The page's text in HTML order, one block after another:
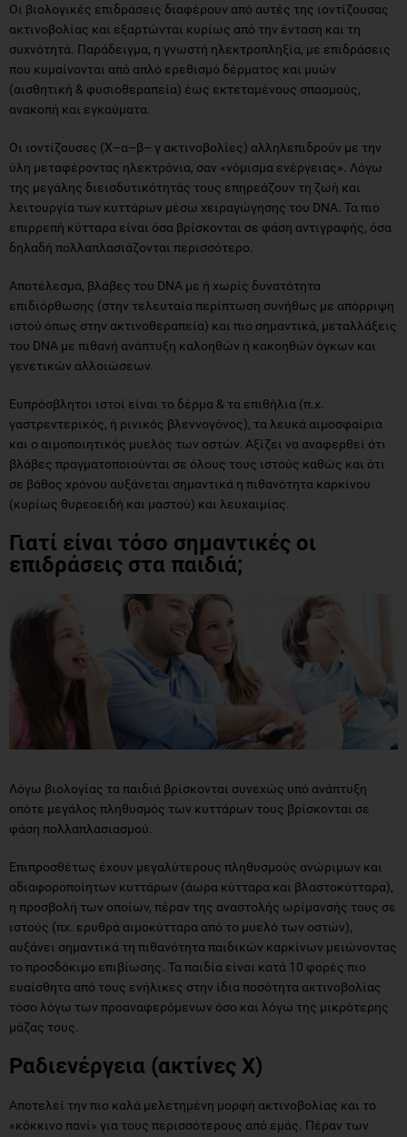
Οι βιολογικές επιδράσεις διαφέρουν από αυτές της ιοντίζουσας
ακτινοβολίας και εξαρτώνται κυρίως από την ένταση και τη
συχνότητά. Παράδειγμα, η γνωστή ηλεκτροπληξία, με επιδράσεις
που κυμαίνονται από απλό ερεθισμό δέρματος και μυών
(αισθητική & φυσιοθεραπεία) έως εκτεταμένους σπασμούς,
ανακοπή και εγκαύματα.
Οι ιοντίζουσες (Χ–α–β– γ ακτινοβολίες) αλληλεπιδρούν με την
ύλη μεταφέροντας ηλεκτρόνια, σαν «νόμισμα ενέργειας». Λόγω
της μεγάλης διεισδυτικότητάς τους επηρεάζουν τη ζωή και
λειτουργία των κυττάρων μέσω χειραγώγησης του DNA. Τα πιο
επιρρεπή κύτταρα είναι όσα βρίσκονται σε φάση αντιγραφής, όσα
δηλαδή πολλαπλασιάζονται περισσότερο.
Αποτέλεσμα, βλάβες του DNA με ή χωρίς δυνατότητα
επιδιόρθωσης (στην τελευταία περίπτωση συνήθως με απόρριψη
ιστού όπως στην ακτινοθεραπεία) και πιο σημαντικά, μεταλλάξεις
του DNA με πιθανή ανάπτυξη καλοηθών ή κακοηθών όγκων και
γενετικών αλλοιώσεων.
Ευπρόσβλητοι ιστοί είναι το δέρμα & τα επιθήλια (π.χ.
γαστρεντερικός, ή ρινικός βλεννογόνος), τα λευκά αιμοσφαίρια
και ο αιμοποιητικός μυελός των οστών. Αξίζει να αναφερθεί ότι
βλάβες πραγματοποιούνται σε όλους τους ιστούς καθώς και ότι
σε βάθος χρόνου αυξάνεται σημαντικά η πιθανότητα καρκίνου
(κυρίως θυρεοειδή και μαστού) και λευχαιμίας.
Γιατί είναι τόσο σημαντικές οι
επιδράσεις στα παιδιά;
Λόγω βιολογίας τα παιδιά βρίσκονται συνεχώς υπό ανάπτυξη
οπότε μεγάλος πληθυσμός των κυττάρων τους βρίσκονται σε
φάση πολλαπλασιασμού.
Επιπροσθέτως έχουν μεγαλύτερους πληθυσμούς ανώριμων και
αδιαφοροποίητων κυττάρων (άωρα κύτταρα και βλαστοκύτταρα),
η προσβολή των οποίων, πέραν της αναστολής ωρίμανσής τους σε
ιστούς (πχ. ερυθρά αιμοκύτταρα από το μυελό των οστών),
αυξάνει σημαντικά τη πιθανότητα παιδικών καρκίνων μειώνοντας
το προσδόκιμο επιβίωσης. Τα παιδία είναι κατά 10 φορές πιο
ευαίσθητα από τους ενήλικες στην ίδια ποσότητα ακτινοβολίας
τόσο λόγω των προαναφερόμενων όσο και λόγω της μικρότερης
μάζας τους.
Ραδιενέργεια (ακτίνες Χ)
Αποτελεί την πιο καλά μελετημένη μορφή ακτινοβολίας και το
«κόκκινο πανί» για τους περισσότερους από εμάς. Πέραν των